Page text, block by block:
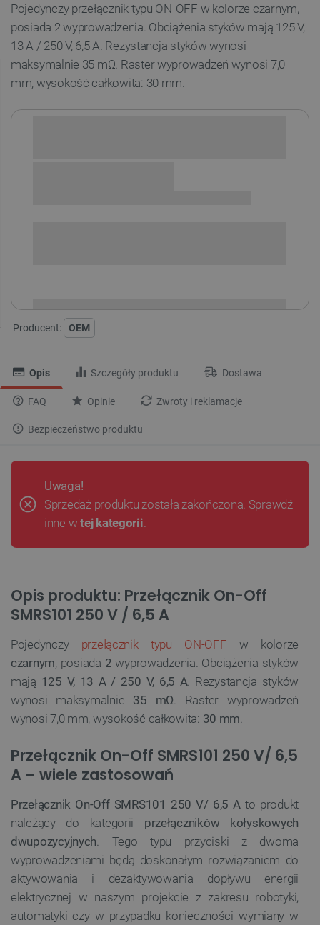
Pojedynczy przełącznik typu ON-OFF w kolorze czarnym,
posiada 2 wyprowadzenia. Obciążenia styków mają 125 V,
13 A / 250 V, 6,5 A. Rezystancja styków wynosi
maksymalnie 35 mΩ. Raster wyprowadzeń wynosi 7,0
mm, wysokość całkowita: 30 mm.
Producent: OEM
Opis Szczegóły produktu Dostawa
FAQ Opinie Zwroty i reklamacje
Bezpieczeństwo produktu
Uwaga!
Sprzedaż produktu została zakończona. Sprawdź
inne wtej kategorii.
Opis produktu: Przełącznik On-Off
SMRS101 250 V / 6,5 A
Pojedynczy przełącznik typu ON-OFF w kolorze
czarnym, posiada 2 wyprowadzenia. Obciążenia styków
mają 125 V, 13 A / 250 V, 6,5 A. Rezystancja styków
wynosi maksymalnie 35 mΩ. Raster wyprowadzeń
wynosi 7,0 mm, wysokość całkowita: 30 mm.
Przełącznik On-Off SMRS101 250 V/ 6,5
A – wiele zastosowań
Przełącznik On-Off SMRS101 250 V/ 6,5 A to produkt
należący do kategorii przełączników kołyskowych
dwupozycyjnych. Tego typu przyciski z dwoma
wyprowadzeniami będą doskonałym rozwiązaniem do
aktywowania i dezaktywowania dopływu energii
elektrycznej w naszym projekcie z zakresu robotyki,
automatyki czy w przypadku konieczności wymiany w